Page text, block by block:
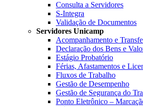
Consulta a Servidores
S-Integra
Validação de Documentos
Servidores Unicamp
Acompanhamento e
Declaração dos Bens e
Estágio Probatório
Férias, Afastamentos e
Fluxos de Trabalho
Gestão de Desempenho
Gestão de Segurança do
Ponto Eletrônico –